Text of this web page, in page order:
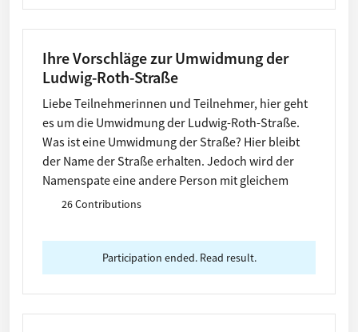
Ihre Vorschläge zur Umwidmung der
Ludwig-Roth-Straße
Liebe Teilnehmerinnen und Teilnehmer, hier geht
es um die Umwidmung der Ludwig-Roth-Straße.
Was ist eine Umwidmung der Straße? Hier bleibt
der Name der Straße erhalten. Jedoch wird der
Namenspate eine andere Person mit gleichem
Namen.
26 Contributions
Participation ended. Read result.